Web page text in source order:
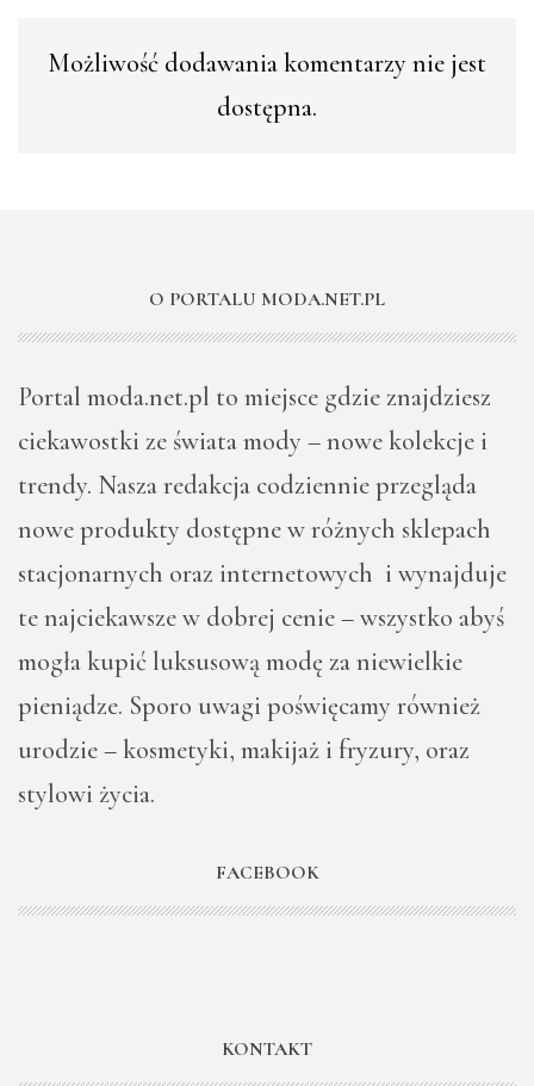
Możliwość dodawania komentarzy nie jest
dostępna.
O PORTALU MODA.NET.PL
Portal moda.net.pl to miejsce gdzie znajdziesz
ciekawostki ze świata mody – nowe kolekcje i
trendy. Nasza redakcja codziennie przegląda
nowe produkty dostępne w różnych sklepach
stacjonarnych oraz internetowych i wynajduje
te najciekawsze w dobrej cenie – wszystko abyś
mogła kupić luksusową modę za niewielkie
pieniądze. Sporo uwagi poświęcamy również
urodzie – kosmetyki, makijaż i fryzury, oraz
stylowi życia.
FACEBOOK
KONTAKT